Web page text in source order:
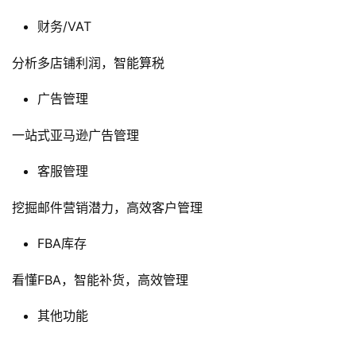
首
球
店
财务/VAT
分析多店铺利润，智能算税
广告管理
一站式亚马逊广告管理
客服管理
挖掘邮件营销潜力，高效客户管理
FBA库存
看懂FBA，智能补货，高效管理
其他功能